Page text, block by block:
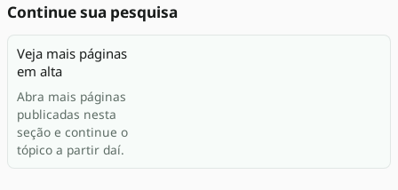
Continue sua pesquisa
Veja mais páginas
em alta
Abra mais páginas
publicadas nesta
seção e continue o
tópico a partir daí.